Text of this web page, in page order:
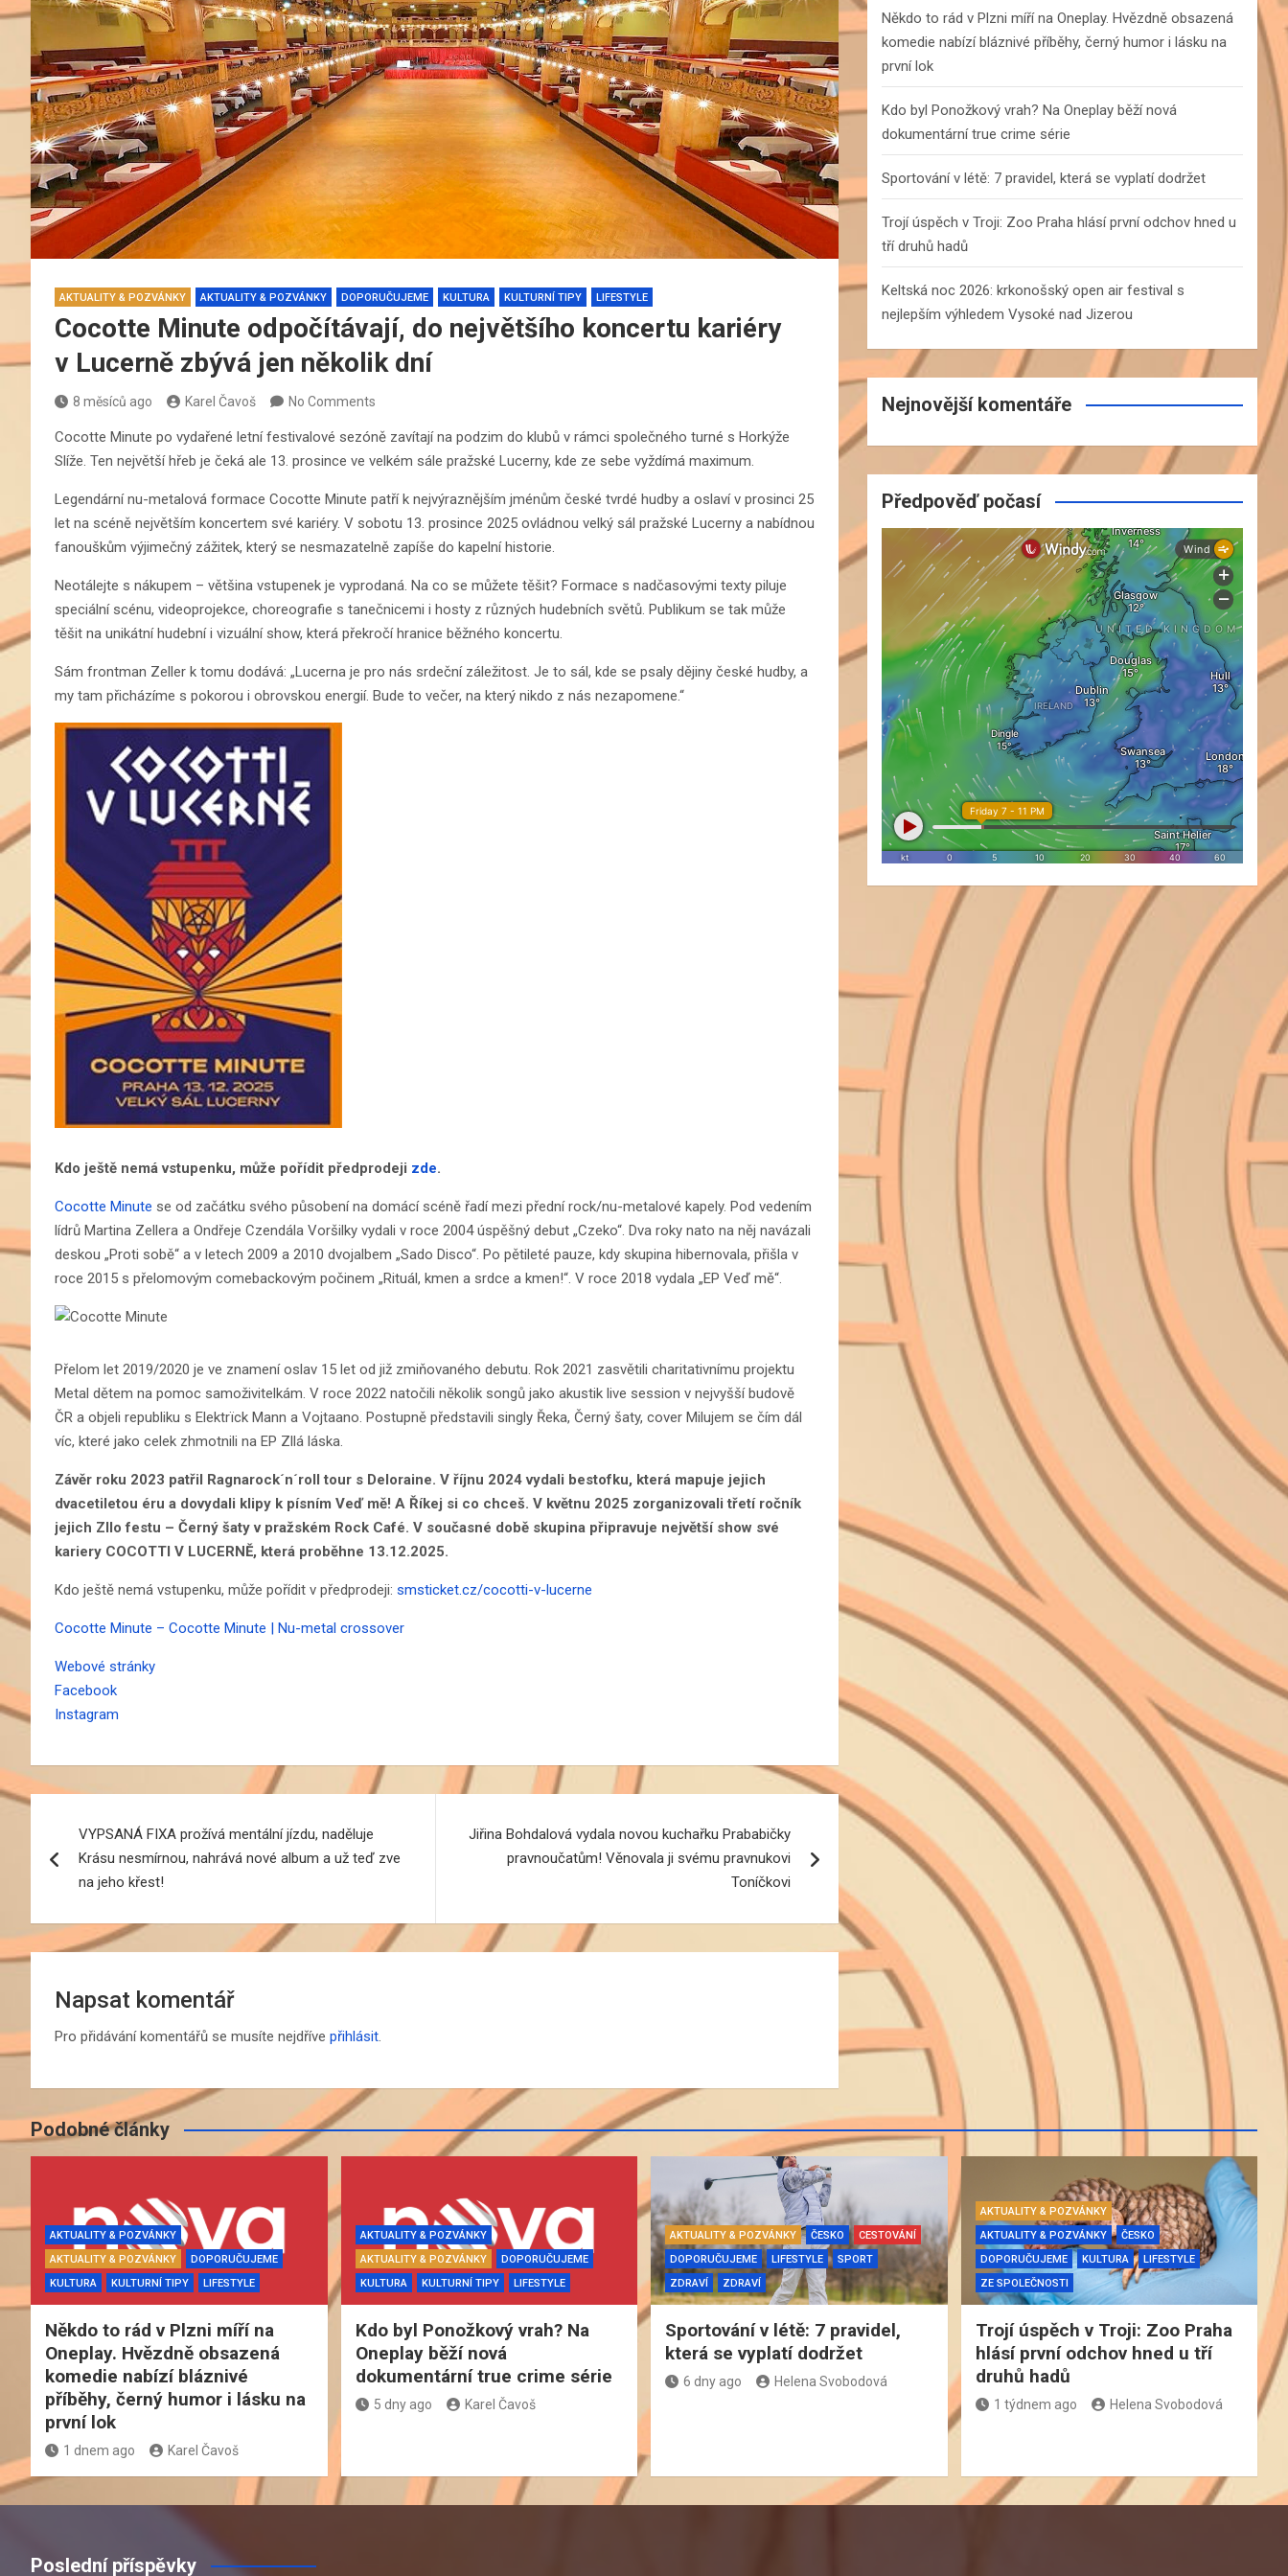
AKTUALITY & POZVÁNKY AKTUALITY & POZVÁNKY DOPORUČUJEME KULTURA KULTURNÍ TIPY LIFESTYLE
Cocotte Minute odpočítávají, do největšího koncertu kariéry
v Lucerně zbývá jen několik dní
8 měsíců ago Karel Čavoš No Comments
Cocotte Minute po vydařené letní festivalové sezóně zavítají na podzim do klubů v rámci společného turné s Horkýže
Slíže. Ten největší hřeb je čeká ale 13. prosince ve velkém sále pražské Lucerny, kde ze sebe vyždímá maximum.
Legendární nu-metalová formace Cocotte Minute patří k nejvýraznějším jménům české tvrdé hudby a oslaví v prosinci 25
let na scéně největším koncertem své kariéry. V sobotu 13. prosince 2025 ovládnou velký sál pražské Lucerny a nabídnou
fanouškům výjimečný zážitek, který se nesmazatelně zapíše do kapelní historie.
Neotálejte s nákupem – většina vstupenek je vyprodaná. Na co se můžete těšit? Formace s nadčasovými texty piluje
speciální scénu, videoprojekce, choreografie s tanečnicemi i hosty z různých hudebních světů. Publikum se tak může
těšit na unikátní hudební i vizuální show, která překročí hranice běžného koncertu.
Sám frontman Zeller k tomu dodává: „Lucerna je pro nás srdeční záležitost. Je to sál, kde se psaly dějiny české hudby, a
my tam přicházíme s pokorou i obrovskou energií. Bude to večer, na který nikdo z nás nezapomene.“
Kdo ještě nemá vstupenku, může pořídit předprodeji zde.
Cocotte Minute se od začátku svého působení na domácí scéně řadí mezi přední rock/nu-metalové kapely. Pod vedením
lídrů Martina Zellera a Ondřeje Czendála Voršilky vydali v roce 2004 úspěšný debut „Czeko“. Dva roky nato na něj navázali
deskou „Proti sobě“ a v letech 2009 a 2010 dvojalbem „Sado Disco“. Po pětileté pauze, kdy skupina hibernovala, přišla v
roce 2015 s přelomovým comebackovým počinem „Rituál, kmen a srdce a kmen!“. V roce 2018 vydala „EP Veď mě“.
Přelom let 2019/2020 je ve znamení oslav 15 let od již zmiňovaného debutu. Rok 2021 zasvětili charitativnímu projektu
Metal dětem na pomoc samoživitelkám. V roce 2022 natočili několik songů jako akustik live session v nejvyšší budově
ČR a objeli republiku s Elektrïck Mann a Vojtaano. Postupně představili singly Řeka, Černý šaty, cover Milujem se čím dál
víc, které jako celek zhmotnili na EP Zllá láska.
Závěr roku 2023 patřil Ragnarock´n´roll tour s Deloraine. V říjnu 2024 vydali bestofku, která mapuje jejich
dvacetiletou éru a dovydali klipy k písním Veď mě! A Říkej si co chceš. V květnu 2025 zorganizovali třetí ročník
jejich Zllo festu – Černý šaty v pražském Rock Café. V současné době skupina připravuje největší show své
kariery COCOTTI V LUCERNĚ, která proběhne 13.12.2025.
Kdo ještě nemá vstupenku, může pořídit v předprodeji: smsticket.cz/cocotti-v-lucerne
Cocotte Minute – Cocotte Minute | Nu-metal crossover
Webové stránky
Facebook
Instagram
Navigace
pro
příspěvek
VYPSANÁ FIXA prožívá mentální jízdu, naděluje
Krásu nesmírnou, nahrává nové album a už teď zve
na jeho křest!
Jiřina Bohdalová vydala novou kuchařku Prababičky
pravnoučatům! Věnovala ji svému pravnukovi
Toníčkovi
Napsat komentář
Pro přidávání komentářů se musíte nejdříve přihlásit.
Někdo to rád v Plzni míří na Oneplay. Hvězdně obsazená
komedie nabízí bláznivé příběhy, černý humor i lásku na
první lok
Kdo byl Ponožkový vrah? Na Oneplay běží nová
dokumentární true crime série
Sportování v létě: 7 pravidel, která se vyplatí dodržet
Trojí úspěch v Troji: Zoo Praha hlásí první odchov hned u
tří druhů hadů
Keltská noc 2026: krkonošský open air festival s
nejlepším výhledem Vysoké nad Jizerou
Nejnovější komentáře
Předpověď počasí
Podobné články
AKTUALITY & POZVÁNKY
AKTUALITY & POZVÁNKY
DOPORUČUJEME
KULTURA
KULTURNÍ TIPY LIFESTYLE
Někdo to rád v Plzni míří na
Oneplay. Hvězdně obsazená
komedie nabízí bláznivé
příběhy, černý humor i lásku na
první lok
1 dnem ago Karel Čavoš
AKTUALITY & POZVÁNKY
AKTUALITY & POZVÁNKY
DOPORUČUJEME
KULTURA
KULTURNÍ TIPY LIFESTYLE
Kdo byl Ponožkový vrah? Na
Oneplay běží nová
dokumentární true crime série
5 dny ago Karel Čavoš
AKTUALITY & POZVÁNKY ČESKO
CESTOVÁNÍ
DOPORUČUJEME
LIFESTYLE
SPORT
ZDRAVÍ
ZDRAVÍ
Sportování v létě: 7 pravidel,
která se vyplatí dodržet
6 dny ago Helena Svobodová
AKTUALITY & POZVÁNKY
AKTUALITY & POZVÁNKY
ČESKO
DOPORUČUJEME
KULTURA
LIFESTYLE
ZE SPOLEČNOSTI
Trojí úspěch v Troji: Zoo Praha
hlásí první odchov hned u tří
druhů hadů
1 týdnem ago Helena Svobodová
Poslední příspěvky